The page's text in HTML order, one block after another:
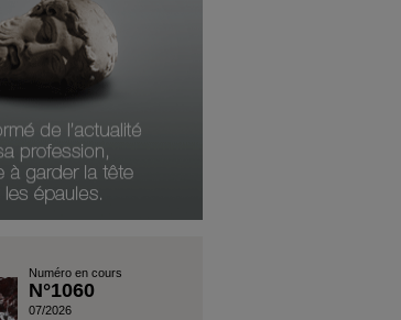
Numéro en cours
N°1060
07/2026